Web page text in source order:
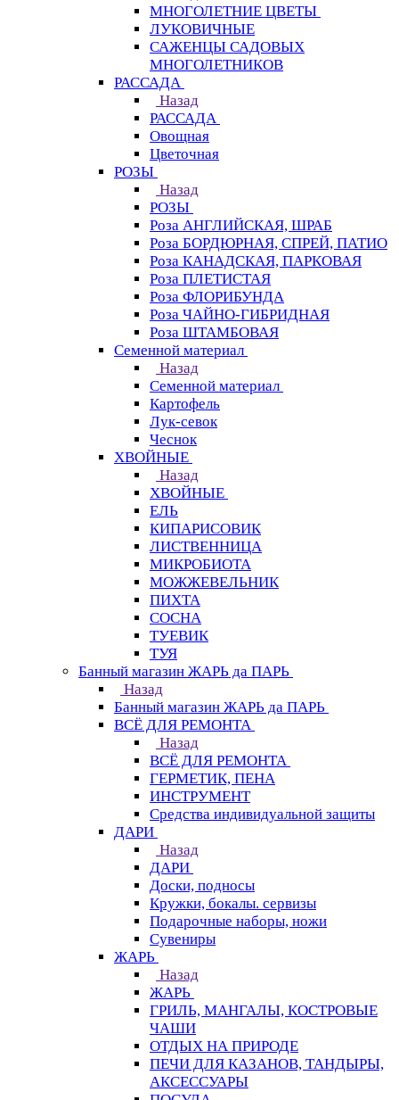
МНОГОЛЕТНИЕ ЦВЕТЫ
ЛУКОВИЧНЫЕ
САЖЕНЦЫ САДОВЫХ
МНОГОЛЕТНИКОВ
РАССАДА
Назад
РАССАДА
Овощная
Цветочная
РОЗЫ
Назад
РОЗЫ
Роза АНГЛИЙСКАЯ, ШРАБ
Роза БОРДЮРНАЯ, СПРЕЙ, ПАТИО
Роза КАНАДСКАЯ, ПАРКОВАЯ
Роза ПЛЕТИСТАЯ
Роза ФЛОРИБУНДА
Роза ЧАЙНО-ГИБРИДНАЯ
Роза ШТАМБОВАЯ
Семенной материал
Назад
Семенной материал
Картофель
Лук-севок
Чеснок
ХВОЙНЫЕ
Назад
ХВОЙНЫЕ
ЕЛЬ
КИПАРИСОВИК
ЛИСТВЕННИЦА
МИКРОБИОТА
МОЖЖЕВЕЛЬНИК
ПИХТА
СОСНА
ТУЕВИК
ТУЯ
Банный магазин ЖАРЬ да ПАРЬ
Назад
Банный магазин ЖАРЬ да ПАРЬ
ВСЁ ДЛЯ РЕМОНТА
Назад
ВСЁ ДЛЯ РЕМОНТА
ГЕРМЕТИК, ПЕНА
ИНСТРУМЕНТ
Средства индивидуальной защиты
ДАРИ
Назад
ДАРИ
Доски, подносы
Кружки, бокалы. сервизы
Подарочные наборы, ножи
Сувениры
ЖАРЬ
Назад
ЖАРЬ
ГРИЛЬ, МАНГАЛЫ, КОСТРОВЫЕ
ЧАШИ
ОТДЫХ НА ПРИРОДЕ
ПЕЧИ ДЛЯ КАЗАНОВ, ТАНДЫРЫ,
АКСЕССУАРЫ